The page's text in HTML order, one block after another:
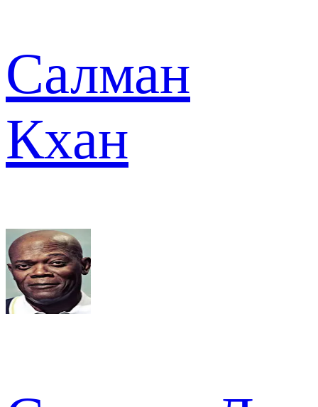
Салман
Кхан